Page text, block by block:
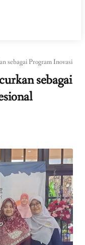
sebagai Program Inovasi
sebagai